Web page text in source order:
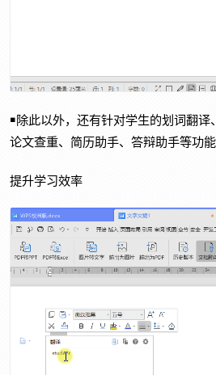
￭除此以外，还有针对学生的划词翻译
论文查重、简历助手、答辩助手等功
提升学习效率